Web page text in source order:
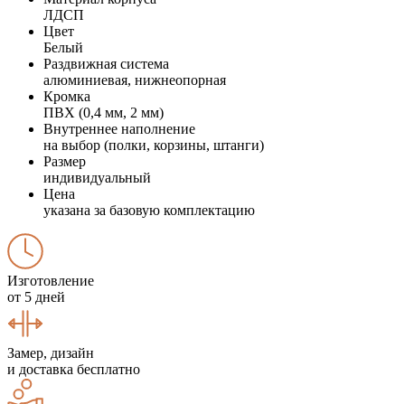
ЛДСП
Цвет
Белый
Раздвижная система
алюминиевая, нижнеопорная
Кромка
ПВХ (0,4 мм, 2 мм)
Внутреннее наполнение
на выбор (полки, корзины, штанги)
Размер
индивидуальный
Цена
указана за базовую комплектацию
Изготовление
от 5 дней
Замер, дизайн
и доставка бесплатно